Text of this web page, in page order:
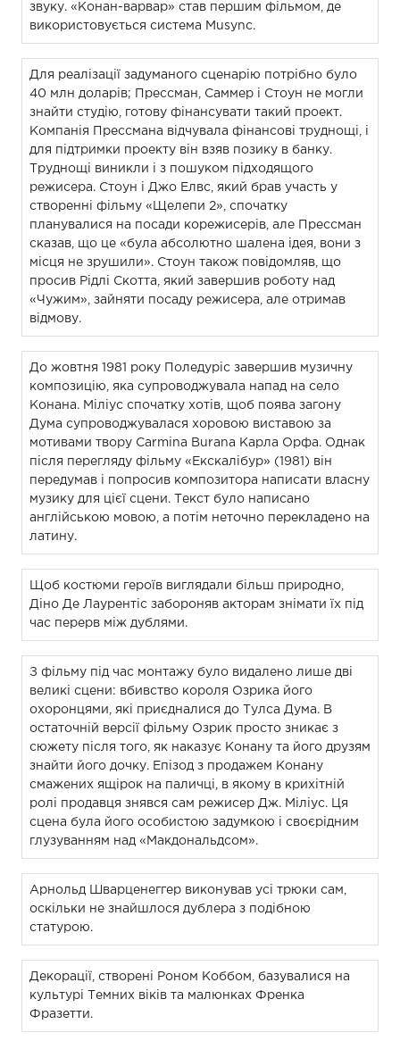
звуку. «Конан-варвар» став першим фільмом, де
використовується система Musync.
Для реалізації задуманого сценарію потрібно було
40 млн доларів; Прессман, Саммер і Стоун не могли
знайти студію, готову фінансувати такий проект.
Компанія Прессмана відчувала фінансові труднощі, і
для підтримки проекту він взяв позику в банку.
Труднощі виникли і з пошуком підходящого
режисера. Стоун і Джо Елвс, який брав участь у
створенні фільму «Щелепи 2», спочатку
планувалися на посади корежисерів, але Прессман
сказав, що це «була абсолютно шалена ідея, вони з
місця не зрушили». Стоун також повідомляв, що
просив Рідлі Скотта, який завершив роботу над
«Чужим», зайняти посаду режисера, але отримав
відмову.
До жовтня 1981 року Поледуріс завершив музичну
композицію, яка супроводжувала напад на село
Конана. Міліус спочатку хотів, щоб поява загону
Дума супроводжувалася хоровою виставою за
мотивами твору Carmina Burana Карла Орфа. Однак
після перегляду фільму «Екскалібур» (1981) він
передумав і попросив композитора написати власну
музику для цієї сцени. Текст було написано
англійською мовою, а потім неточно перекладено на
латину.
Щоб костюми героїв виглядали більш природно,
Діно Де Лаурентіс забороняв акторам знімати їх під
час перерв між дублями.
З фільму під час монтажу було видалено лише дві
великі сцени: вбивство короля Озрика його
охоронцями, які приєдналися до Тулса Дума. В
остаточній версії фільму Озрик просто зникає з
сюжету після того, як наказує Конану та його друзям
знайти його дочку. Епізод з продажем Конану
смажених ящірок на паличці, в якому в крихітній
ролі продавця знявся сам режисер Дж. Міліус. Ця
сцена була його особистою задумкою і своєрідним
глузуванням над «Макдональдсом».
Арнольд Шварценеггер виконував усі трюки сам,
оскільки не знайшлося дублера з подібною
статурою.
Декорації, створені Роном Коббом, базувалися на
культурі Темних віків та малюнках Френка
Фразетти.